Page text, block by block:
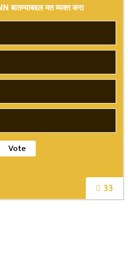
33
बातम्याबद्दल मत व्यक्त करा